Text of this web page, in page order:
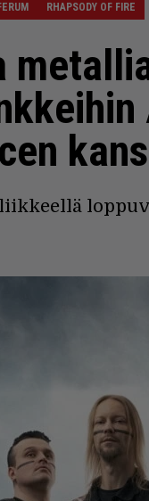
RHAPSODY OF FIRE